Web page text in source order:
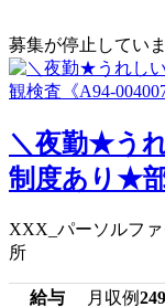
募集が停止してい
＼夜勤★う
制度あり★
XXX_パーソルフ
所
給与 月収例